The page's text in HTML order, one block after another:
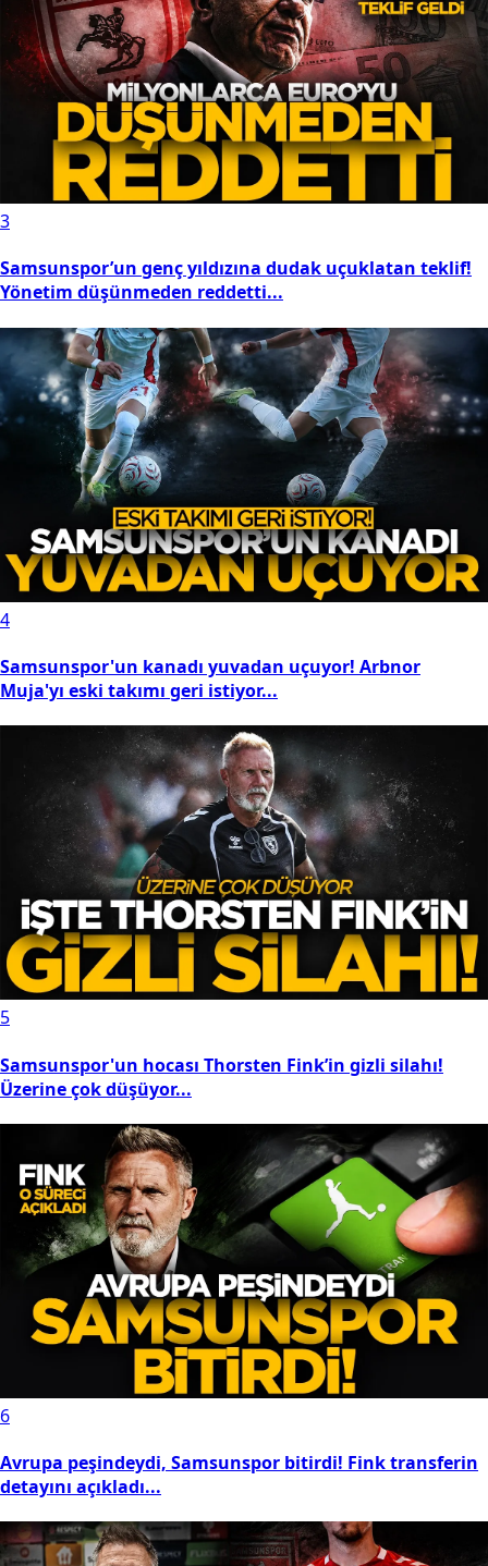
3
Samsunspor’un genç yıldızına dudak uçuklatan teklif!
Yönetim düşünmeden reddetti...
4
Samsunspor'un kanadı yuvadan uçuyor! Arbnor
Muja'yı eski takımı geri istiyor...
5
Samsunspor'un hocası Thorsten Fink’in gizli silahı!
Üzerine çok düşüyor...
6
Avrupa peşindeydi, Samsunspor bitirdi! Fink transferin
detayını açıkladı...